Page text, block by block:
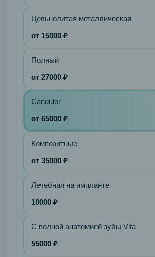
Цельнолитая металлическая
от 15000 ₽
Полный
от 27000 ₽
Candulor
от 65000 ₽
Композитные
от 35000 ₽
Лечебная на импланте
10000 ₽
С полной анатомией зубы Vita
55000 ₽